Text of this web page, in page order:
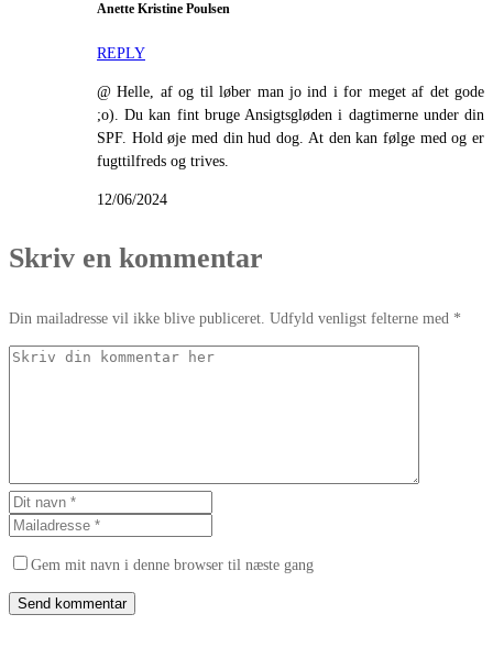
Anette Kristine Poulsen
REPLY
@ Helle, af og til løber man jo ind i for meget af det gode
;o). Du kan fint bruge Ansigtsgløden i dagtimerne under din
SPF. Hold øje med din hud dog. At den kan følge med og er
fugttilfreds og trives.
12/06/2024
Skriv en kommentar
Din mailadresse vil ikke blive publiceret. Udfyld venligst felterne med *
Gem mit navn i denne browser til næste gang